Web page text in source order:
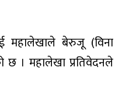
महालेखाले बेरुजू (विना
छ । महालेखा प्रतिवेदनले